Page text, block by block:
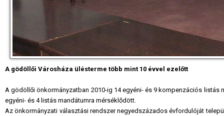
A gödöllői Városháza ülésterme több mint 10 évvel ezelőtt
A gödöllői önkormányzatban 2010-ig 14 egyéni- és 9 kompenzációs listás
egyéni- és 4 listás mandátumra mérséklődött.
Az önkormányzati választási rendszer negyedszázados évfordulóját